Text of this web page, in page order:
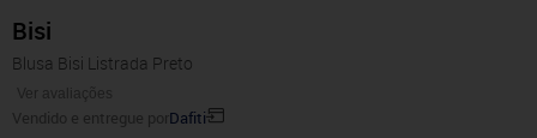
Bisi
Blusa Bisi Listrada Preto
Ver avaliações
Vendido e entregue porDafiti